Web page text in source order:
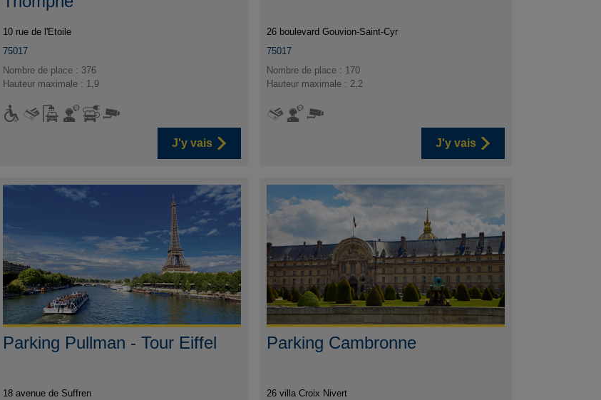
10 rue de l'Etoile
75017
Nombre de place : 376
Hauteur maximale : 1,9
J'y vais
26 boulevard Gouvion-Saint-Cyr
75017
Nombre de place : 170
Hauteur maximale : 2,2
J'y vais
Parking Pullman - Tour Eiffel
18 avenue de Suffren
Parking Cambronne
26 villa Croix Nivert